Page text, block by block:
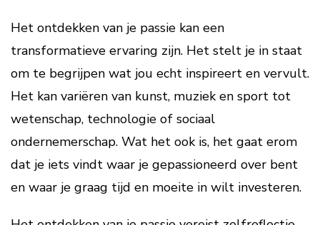
Het ontdekken van je passie kan een
transformatieve ervaring zijn. Het stelt je in staat
om te begrijpen wat jou echt inspireert en vervult.
Het kan variëren van kunst, muziek en sport tot
wetenschap, technologie of sociaal
ondernemerschap. Wat het ook is, het gaat erom
dat je iets vindt waar je gepassioneerd over bent
en waar je graag tijd en moeite in wilt investeren.